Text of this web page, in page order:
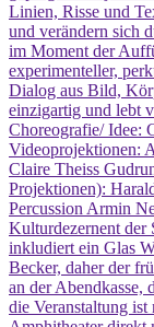
Linien, Risse und
und verändern sich
im Moment der
experimenteller,
Dialog aus Bild,
einzigartig und lebt
Choreografie/ Idee:
Videoprojektionen:
Claire Theiss
Projektionen):
Percussion Armin
Kulturdezernent der
inkludiert ein Glas
Becker, daher der
an der Abendkasse,
die Veranstaltung ist